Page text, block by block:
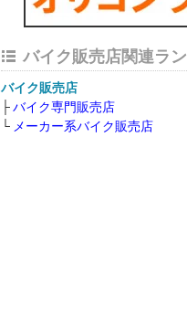
バイク販売店関連ラ
バイク販売店
バイク専門販売店
メーカー系バイク販売店